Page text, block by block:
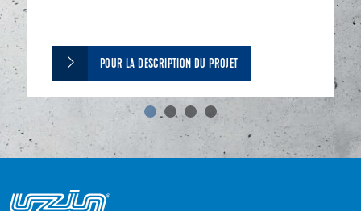
POUR LA DESCRIPTION DU PROJET